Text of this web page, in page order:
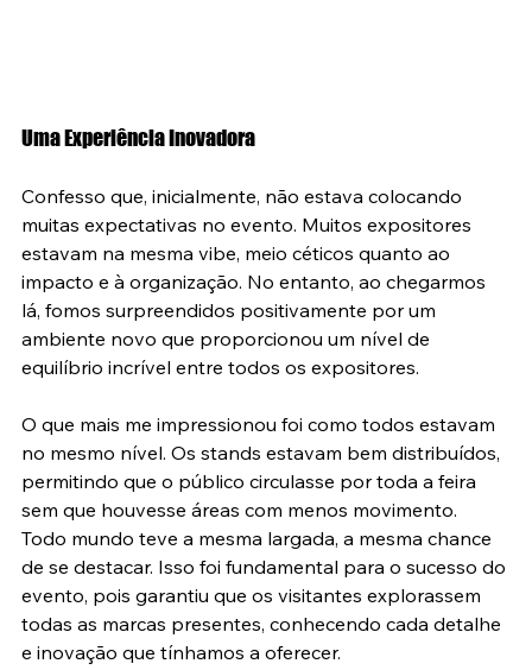
Uma Experiência Inovadora
Confesso que, inicialmente, não estava colocando
muitas expectativas no evento. Muitos expositores
estavam na mesma vibe, meio céticos quanto ao
impacto e à organização. No entanto, ao chegarmos
lá, fomos surpreendidos positivamente por um
ambiente novo que proporcionou um nível de
equilíbrio incrível entre todos os expositores.
O que mais me impressionou foi como todos estavam
no mesmo nível. Os stands estavam bem distribuídos,
permitindo que o público circulasse por toda a feira
sem que houvesse áreas com menos movimento.
Todo mundo teve a mesma largada, a mesma chance
de se destacar. Isso foi fundamental para o sucesso do
evento, pois garantiu que os visitantes explorassem
todas as marcas presentes, conhecendo cada detalhe
e inovação que tínhamos a oferecer.